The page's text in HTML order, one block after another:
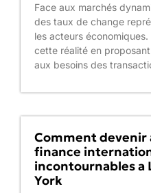
Face aux marchés
des taux de change
les acteurs
cette réalité en
aux besoins des
Comment devenir
finance
incontournables a
York